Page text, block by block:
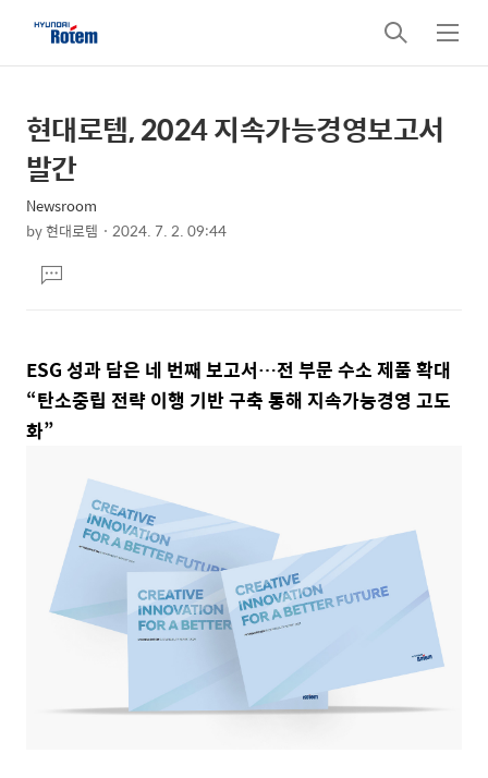
검
색
메
뉴
상
세
컨
텐
본
문
제
목
현대로템, 2024 지속가능경영보고서
발간
Newsroom
by현대로템 2024. 7. 2. 09:44
문댓
글
ESG 성과 담은 네 번째 보고서…전 부문 수소 제품 확대
“탄소중립 전략 이행 기반 구축 통해 지속가능경영 고도
화”